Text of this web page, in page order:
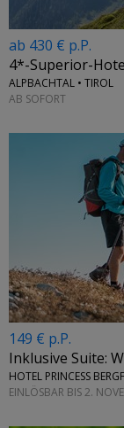
ab 430 € p.P.
4*-Superior-
ALPBACHTAL • TIROL
AB SOFORT
149 € p.P.
Inklusive Suite:
HOTEL PRINCESS
EINLÖSBAR BIS 2.